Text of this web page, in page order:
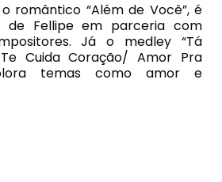
romântico “Além de Você”, é
de Fellipe em parceria com
Já o medley “Tá
Cuida Coração/ Amor Pra
temas como amor e